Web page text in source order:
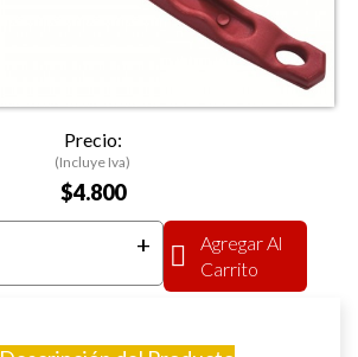
Precio:
(Incluye Iva)
$4.800
+
Agregar Al
Carrito